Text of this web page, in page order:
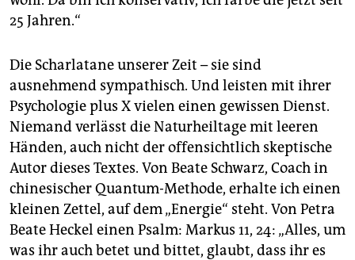
25 Jahren.“
Die Scharlatane unserer Zeit – sie sind
ausnehmend sympathisch. Und leisten mit ihrer
Psychologie plus X vielen einen gewissen Dienst.
Niemand verlässt die Naturheiltage mit leeren
Händen, auch nicht der offensichtlich skeptische
Autor dieses Textes. Von Beate Schwarz, Coach in
chinesischer Quantum-Methode, erhalte ich einen
kleinen Zettel, auf dem „Energie“ steht. Von Petra
Beate Heckel einen Psalm: Markus 11, 24: „Alles, um
was ihr auch betet und bittet, glaubt, dass ihr es